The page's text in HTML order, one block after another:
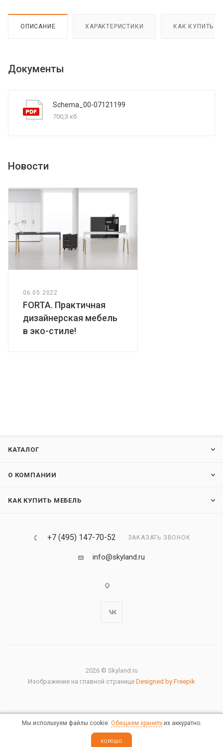
ОПИСАНИЕ ХАРАКТЕРИСТИКИ КАК КУПИТЬ
Документы
Schema_00-07121199
700,3 кб
Новости
06.05.2022
FORTA. Практичная
дизайнерская мебель
в эко-стиле!
КАТАЛОГ
О КОМПАНИИ
КАК КУПИТЬ МЕБЕЛЬ
+7 (495) 147-70-52 ЗАКАЗАТЬ ЗВОНОК
info@skyland.ru
2026 © Skyland.ru
Изображение на главной странице Designed by Freepik
Правовая информация
Мы используем файлы cookie. Обещаем хранитьих аккуратно.
ХОРОШО